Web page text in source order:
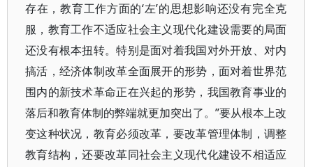
存在，教育工作方面的‘左’的思想影响还没有完全克
服，教育工作不适应社会主义现代化建设需要的局面
还没有根本扭转。特别是面对着我国对外开放、对内
搞活，经济体制改革全面展开的形势，面对着世界范
围内的新技术革命正在兴起的形势，我国教育事业的
落后和教育体制的弊端就更加突出了。”要从根本上改
变这种状况，教育必须改革，要改革管理体制，调整
教育结构，还要改革同社会主义现代化建设不相适应